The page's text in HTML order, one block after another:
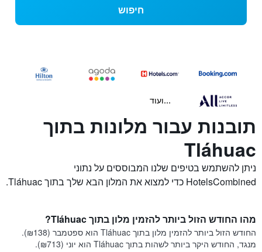
חיפוש
...ועוד
תובנות עבור מלונות בתוך
Tláhuac
ניתן להשתמש בטיפים שלנו המבוססים על נתוני
HotelsCombined כדי למצוא את המלון הבא שלך בתוך Tláhuac.
מהו החודש הזול ביותר להזמין מלון בתוך Tláhuac?
החודש הזול ביותר להזמין מלון בתוך Tláhuac הוא ספטמבר (₪138).
מנגד, החודש היקר ביותר לשהות בתוך Tláhuac הוא יוני (₪713).